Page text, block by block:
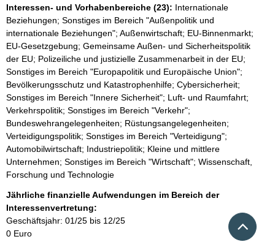
Interessen- und Vorhabenbereiche (23): Internationale
Beziehungen; Sonstiges im Bereich "Außenpolitik und
internationale Beziehungen"; Außenwirtschaft; EU-Binnenmarkt;
EU-Gesetzgebung; Gemeinsame Außen- und Sicherheitspolitik
der EU; Polizeiliche und justizielle Zusammenarbeit in der EU;
Sonstiges im Bereich "Europapolitik und Europäische Union";
Bevölkerungsschutz und Katastrophenhilfe; Cybersicherheit;
Sonstiges im Bereich "Innere Sicherheit"; Luft- und Raumfahrt;
Verkehrspolitik; Sonstiges im Bereich "Verkehr";
Bundeswehrangelegenheiten; Rüstungsangelegenheiten;
Verteidigungspolitik; Sonstiges im Bereich "Verteidigung";
Automobilwirtschaft; Industriepolitik; Kleine und mittlere
Unternehmen; Sonstiges im Bereich "Wirtschaft"; Wissenschaft,
Forschung und Technologie
Jährliche finanzielle Aufwendungen im Bereich der
Interessenvertretung:
Geschäftsjahr: 01/25 bis 12/25
0 Euro